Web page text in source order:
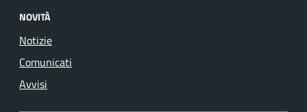
NOVITÀ
Notizie
Comunicati
Avvisi